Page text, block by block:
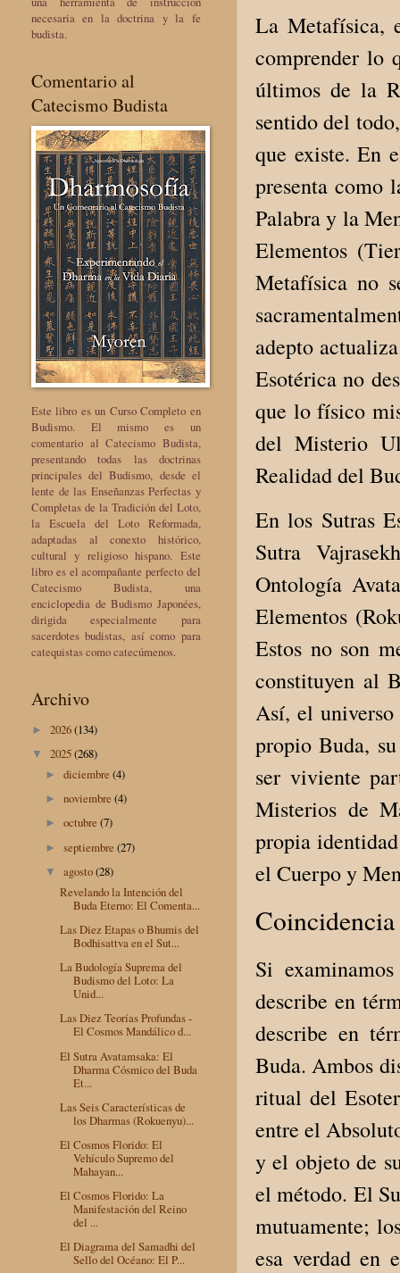
La Metafísica,
comprender lo
últimos de la
sentido del
que existe. En
presenta como
Palabra y la
Elementos
Metafísica no
adepto
Esotérica no
que lo físico
del Misterio
Realidad del
En los Sutras
Sutra
Ontología
Elementos
Estos no son
constituyen al
Así, el
propio Buda,
ser viviente
Misterios de
propia
el Cuerpo y
Si
describe en
describe en
Buda. Ambos
ritual del
entre el
y el objeto de
el método. El
mutuamente;
esa verdad en
necesaria en la doctrina y la fe
budista.
Comentario al
Catecismo Budista
Este libro es un Curso Completo en
Budismo. El mismo es un
comentario al Catecismo Budista,
presentando todas las doctrinas
principales del Budismo, desde el
lente de las Enseñanzas Perfectas y
Completas de la Tradición del Loto,
la Escuela del Loto Reformada,
adaptadas al conexto histórico,
cultural y religioso hispano. Este
libro es el acompañante perfecto del
Catecismo Budista, una
enciclopedia de Budismo Japonées,
dirigida especialmente para
sacerdotes budistas, así como para
catequistas como catecúmenos.
Archivo
► 2026(134)
▼ 2025(268)
►diciembre(4)
►noviembre(4)
►octubre(7)
►septiembre(27)
▼agosto(28)
Revelando la Intención del
Buda Eterno: El Comenta...
Las Diez Etapas o Bhumis del
Bodhisattva en el Sut...
La Budología Suprema del
Budismo del Loto: La
Unid...
Las Diez Teorías Profundas -
El Cosmos Mandálico d...
El Sutra Avatamsaka: El
Dharma Cósmico del Buda
Et...
Las Seis Características de
los Dharmas (Rokuenyu)...
El Cosmos Florido: El
Vehículo Supremo del
Mahayan...
El Cosmos Florido: La
Manifestación del Reino
del ...
El Diagrama del Samadhi del
Sello del Océano: El P...